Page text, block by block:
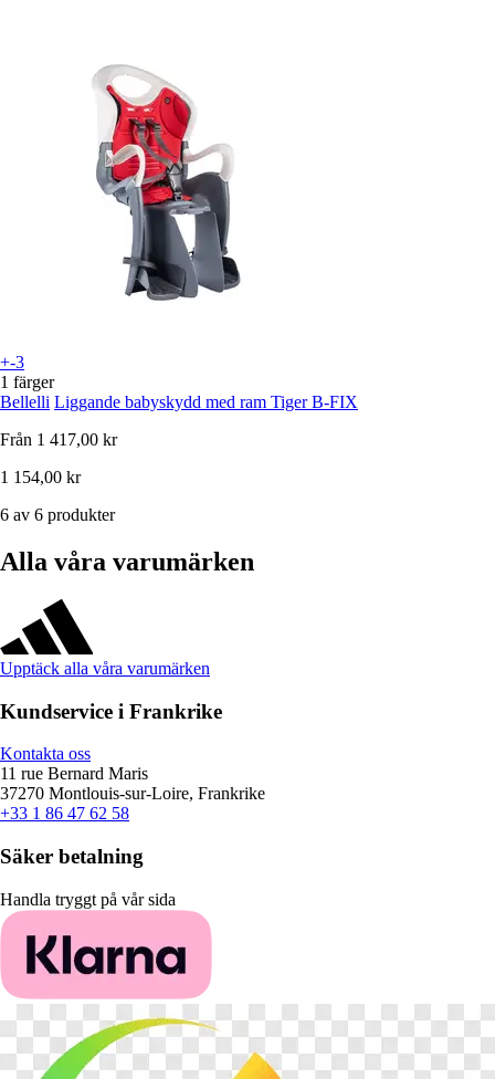
+-3
1 färger
Bellelli Liggande babyskydd med ram Tiger B-FIX
Från 1 417,00 kr
1 154,00 kr
6 av 6 produkter
Alla våra varumärken
Upptäck alla våra varumärken
Kundservice i Frankrike
Kontakta oss
11 rue Bernard Maris
37270 Montlouis-sur-Loire, Frankrike
+33 1 86 47 62 58
Säker betalning
Handla tryggt på vår sida